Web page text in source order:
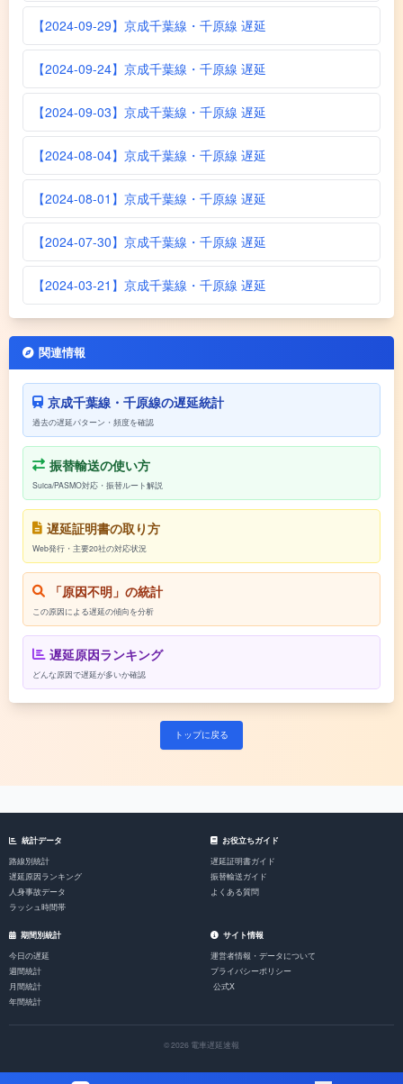
【2024-09-29】京成千葉線・千原線 遅延
【2024-09-24】京成千葉線・千原線 遅延
【2024-09-03】京成千葉線・千原線 遅延
【2024-08-04】京成千葉線・千原線 遅延
【2024-08-01】京成千葉線・千原線 遅延
【2024-07-30】京成千葉線・千原線 遅延
【2024-03-21】京成千葉線・千原線 遅延
関連情報
京成千葉線・千原線の遅延統計
過去の遅延パターン・頻度を確認
振替輸送の使い方
Suica/PASMO対応・振替ルート解説
遅延証明書の取り方
Web発行・主要20社の対応状況
「原因不明」の統計
この原因による遅延の傾向を分析
遅延原因ランキング
どんな原因で遅延が多いか確認
トップに戻る
統計データ
路線別統計
遅延原因ランキング
人身事故データ
ラッシュ時間帯
お役立ちガイド
遅延証明書ガイド
振替輸送ガイド
よくある質問
期間別統計
今日の遅延
週間統計
月間統計
年間統計
サイト情報
運営者情報・データについて
プライバシーポリシー
公式X
© 2026 電車遅延速報